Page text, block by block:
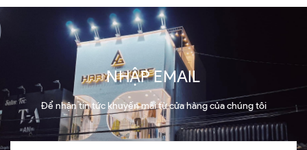
NHẬP EMAIL
Để nhận tin tức khuyến mãi từ cửa hàng của chúng tôi